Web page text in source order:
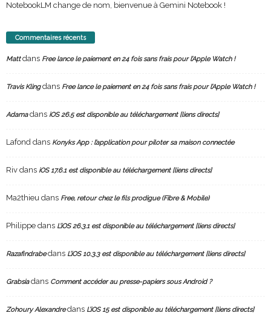
NotebookLM change de nom, bienvenue à Gemini Notebook !
Commentaires récents
Mattdans Free lance le paiement en 24 fois sans frais pour l’Apple Watch !
Travis Klingdans Free lance le paiement en 24 fois sans frais pour l’Apple Watch !
Adamadans iOS 26.5 est disponible au téléchargement [liens directs]
Lafond dans Konyks App : l’application pour piloter sa maison connectée
Riv dans iOS 17.6.1 est disponible au téléchargement [liens directs]
Ma2thieu dans Free, retour chez le fils prodigue (Fibre & Mobile)
Philippe dans L’iOS 26.3.1 est disponible au téléchargement [liens directs]
Razafindrabedans L’iOS 10.3.3 est disponible au téléchargement [liens directs]
Grabsiadans Comment accéder au presse-papiers sous Android ?
Zohoury Alexandredans L’iOS 15 est disponible au téléchargement [liens directs]